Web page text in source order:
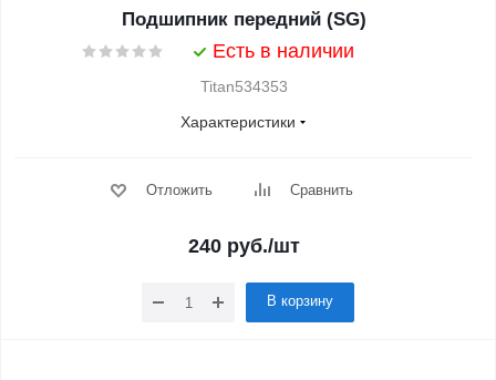
Подшипник передний (SG)
Есть в наличии
Titan534353
Характеристики
Отложить Сравнить
240 руб./шт
В корзину